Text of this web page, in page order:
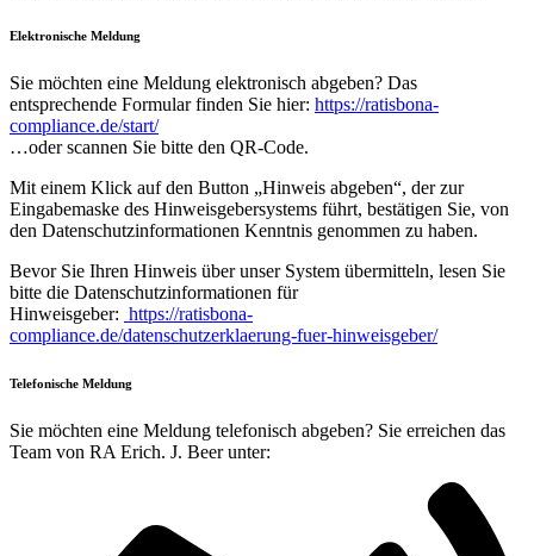
Elektronische Meldung
Sie möchten eine Meldung elektronisch abgeben? Das
entsprechende Formular finden Sie hier: https://ratisbona-
compliance.de/start/
…oder scannen Sie bitte den QR-Code.
Mit einem Klick auf den Button „Hinweis abgeben“, der zur
Eingabemaske des Hinweisgebersystems führt, bestätigen Sie, von
den Datenschutzinformationen Kenntnis genommen zu haben.
Bevor Sie Ihren Hinweis über unser System übermitteln, lesen Sie
bitte die Datenschutzinformationen für
Hinweisgeber: https://ratisbona-
compliance.de/datenschutzerklaerung-fuer-hinweisgeber/
Telefonische Meldung
Sie möchten eine Meldung telefonisch abgeben? Sie erreichen das
Team von RA Erich. J. Beer unter: